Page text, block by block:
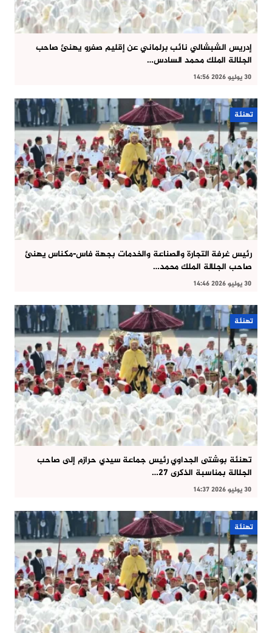
إدريس الشبشالي نائب برلماني عن إقليم صفرو يهنئ صاحب
الجلالة الملك محمد السادس…
30 يوليو 2026 14:56
تهنئة
رئيس غرفة التجارة والصناعة والخدمات بجهة فاس-مكناس يهنئ
صاحب الجلالة الملك محمد…
30 يوليو 2026 14:46
تهنئة
تهنئة بوشتى الجداوي رئيس جماعة سيدي حرازم إلى صاحب
الجلالة بمناسبة الذكرى 27…
30 يوليو 2026 14:37
تهنئة